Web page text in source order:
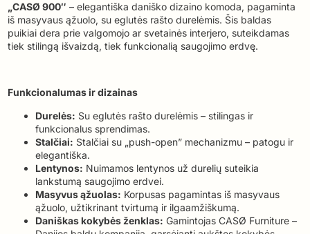
„CASØ 900″ – elegantiška daniško dizaino komoda, pagaminta
iš masyvaus ąžuolo, su eglutės rašto durelėmis. Šis baldas
puikiai dera prie valgomojo ar svetainės interjero, suteikdamas
tiek stilingą išvaizdą, tiek funkcionalią saugojimo erdvę.
Funkcionalumas ir dizainas
Durelės: Su eglutės rašto durelėmis – stilingas ir
funkcionalus sprendimas.
Stalčiai: Stalčiai su „push-open” mechanizmu – patogu ir
elegantiška.
Lentynos: Nuimamos lentynos už durelių suteikia
lankstumą saugojimo erdvei.
Masyvus ąžuolas: Korpusas pagamintas iš masyvaus
ąžuolo, užtikrinant tvirtumą ir ilgaamžiškumą.
Daniškas kokybės ženklas: Gamintojas CASØ Furniture –